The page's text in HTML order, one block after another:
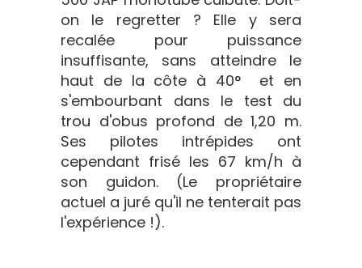
on le regretter ? Elle y sera
recalée pour puissance
insuffisante, sans atteindre le
haut de la côte à 40° et en
s'embourbant dans le test du
trou d'obus profond de 1,20 m.
Ses pilotes intrépides ont
cependant frisé les 67 km/h à
son guidon. (Le propriétaire
actuel a juré qu'il ne tenterait pas
l'expérience !).